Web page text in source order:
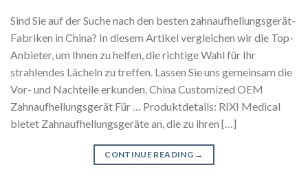
Sind Sie auf der Suche nach den besten zahnaufhellungsgerät-
Fabriken in China? In diesem Artikel vergleichen wir die Top-
Anbieter, um Ihnen zu helfen, die richtige Wahl für Ihr
strahlendes Lächeln zu treffen. Lassen Sie uns gemeinsam die
Vor- und Nachteile erkunden. China Customized OEM
Zahnaufhellungsgerät Für … Produktdetails: RIXI Medical
bietet Zahnaufhellungsgeräte an, die zu ihren […]
CONTINUE READING →